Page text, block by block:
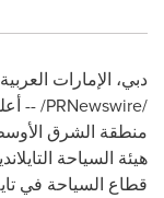
دبي، الإمارات
/PRNewswire/ --
منطقة الشرق
هيئة السياحة
قطاع السياحة في